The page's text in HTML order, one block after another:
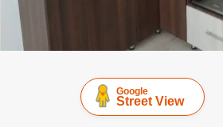
Google
Street View